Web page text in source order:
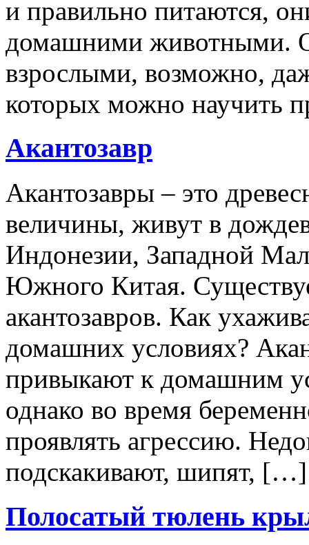
и правильно питаются,
домашними животными.
взрослыми, возможно,
которых можно научить
Акантозавр
Акантозавры – это
величины, живут в
Индонезии, Западной
Южного Китая.
акантозавров. Как
домашних условиях?
привыкают к домашним
однако во время
проявлять агрессию.
подскакивают, шипят, […]
Полосатый тюлень